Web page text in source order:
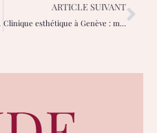
avis ?
ARTICLE SUIVANT
Clinique esthétique à Genève : médecine et chirurgie esthétique, soins bien-être chez Capital Care